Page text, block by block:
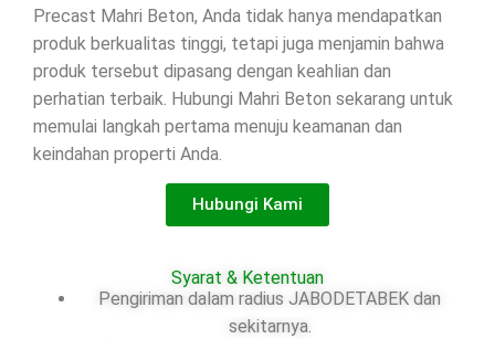
Precast Mahri Beton, Anda tidak hanya mendapatkan
produk berkualitas tinggi, tetapi juga menjamin bahwa
produk tersebut dipasang dengan keahlian dan
perhatian terbaik. Hubungi Mahri Beton sekarang untuk
memulai langkah pertama menuju keamanan dan
keindahan properti Anda.
Hubungi Kami
Syarat & Ketentuan
Pengiriman dalam radius JABODETABEK dan
sekitarnya.